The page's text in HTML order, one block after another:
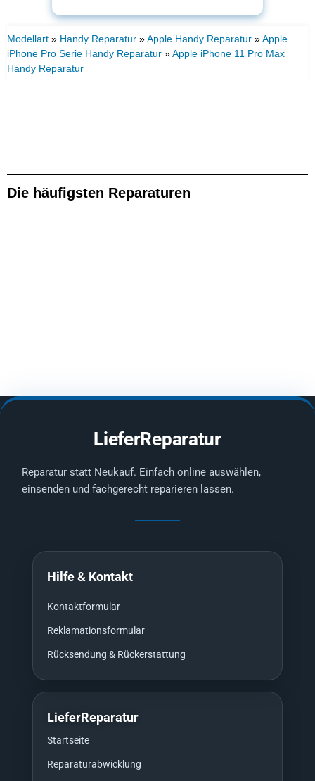
Modellart » Handy Reparatur »Apple Handy Reparatur »Apple
iPhone Pro Serie Handy Reparatur »Apple iPhone 11 Pro Max
Handy Reparatur
Die häufigsten Reparaturen
LieferReparatur
Reparatur statt Neukauf. Einfach online auswählen,
einsenden und fachgerecht reparieren lassen.
Hilfe & Kontakt
Kontaktformular
Reklamationsformular
Rücksendung & Rückerstattung
LieferReparatur
Startseite
Reparaturabwicklung